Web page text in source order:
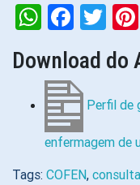
Download do
Perfil de
enfermagem de
Tags: COFEN,